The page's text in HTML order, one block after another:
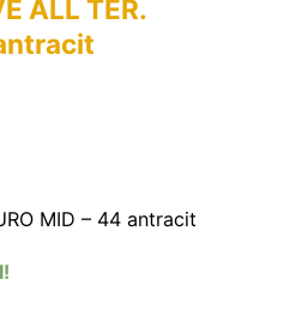
ALL TER.
MID – 44 antracit
ENDUROMID 44 antracit